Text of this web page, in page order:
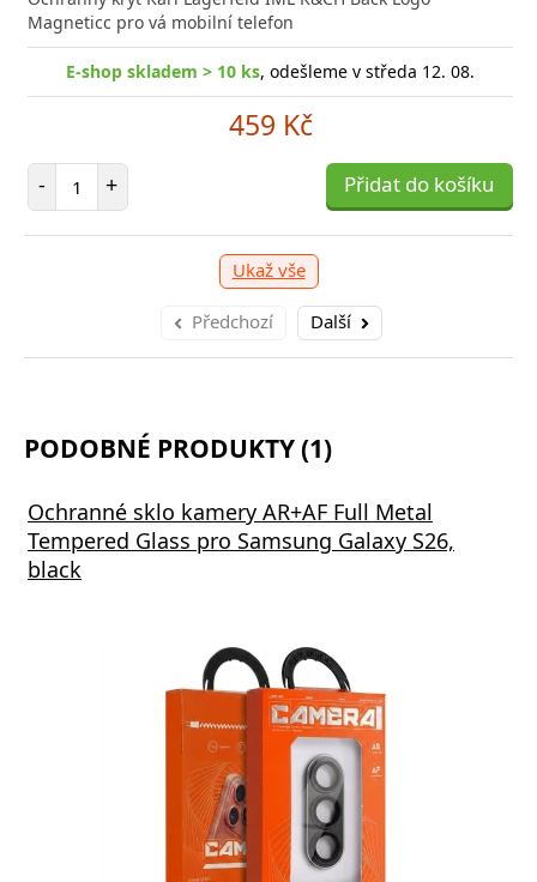
Magneticc pro vá mobilní telefon
E-shop skladem > 10 ks, odešleme v středa 12. 08.
459 Kč
- Počet položek
+ Přidat do košíku
Ukaž vše
Předchozí Další
skladem > 10 ks, odešleme v středa 12. 08.
položek Přidat do košíku -
PODOBNÉ PRODUKTY (1)
Ochranné sklo kamery AR+AF Full Metal
Tempered Glass pro Samsung Galaxy S26,
black